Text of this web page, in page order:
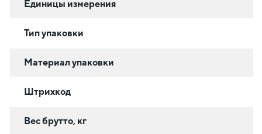
Единицы измерения
Тип упаковки
Материал упаковки
Штрихкод
Вес брутто, кг